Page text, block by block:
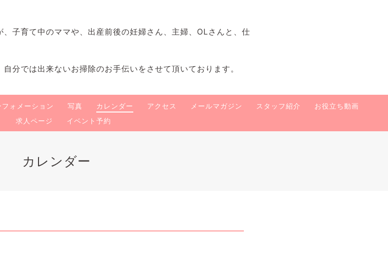
子育て中のママや、出産前後の妊婦さん、主婦、OLさんと、仕
分では出来ないお掃除のお手伝いをさせて頂いております。
フォメーション 写真 カレンダー アクセス メールマガジン スタッフ紹介
お役立ち動画
求人ページ
イベント予約
カレンダー